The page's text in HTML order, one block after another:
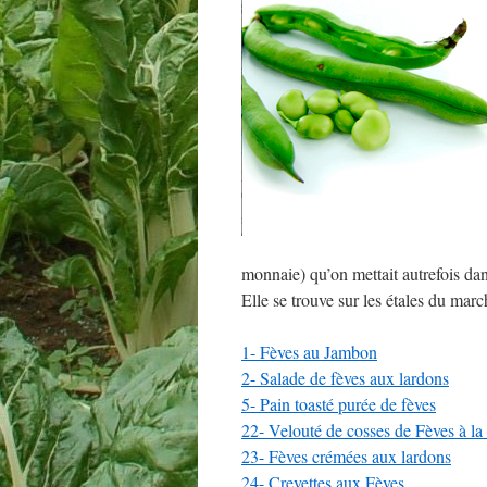
monnaie) qu’on mettait autrefois
Elle se trouve sur les étales du
1- Fèves au Jambon
2- Salade de fèves aux lardons
5- Pain toasté purée de fèves
22- Velouté de cosses de Fèves à
23- Fèves crémées aux lardons
24- Crevettes aux Fèves